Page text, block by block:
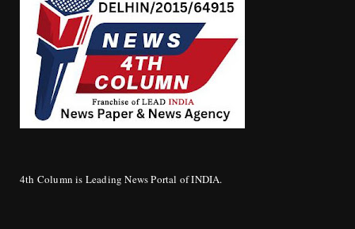
4th Column is Leading News Portal of INDIA.